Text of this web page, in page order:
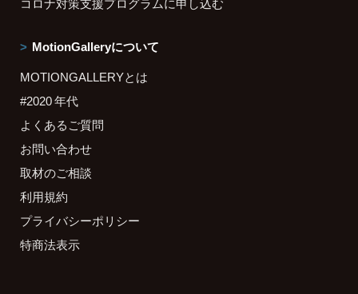
MotionGalleryについて
MOTIONGALLERYとは
#2020 年代
よくあるご質問
お問い合わせ
取材のご相談
利用規約
プライバシーポリシー
特商法表示